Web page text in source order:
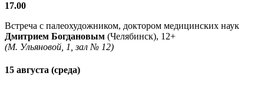
17.00
Встреча с палеохудожником, доктором медицинских наук
Дмитрием Богдановым (Челябинск), 12+
(М. Ульяновой, 1, зал № 12)
15 августа (среда)